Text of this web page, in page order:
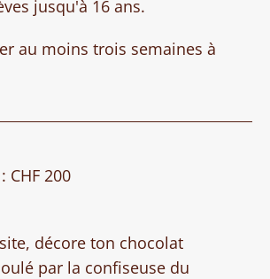
jusqu'à 16 ans.
au moins trois semaines à
CHF 200
décore ton chocolat
par la confiseuse du